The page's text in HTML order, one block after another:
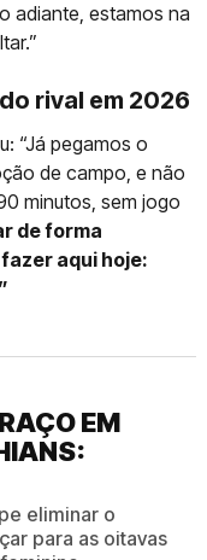
adiante, estamos na
rival em 2026
“Já pegamos o
de campo, e não
minutos, sem jogo
de forma
aqui hoje:
EM
eliminar o
para as oitavas